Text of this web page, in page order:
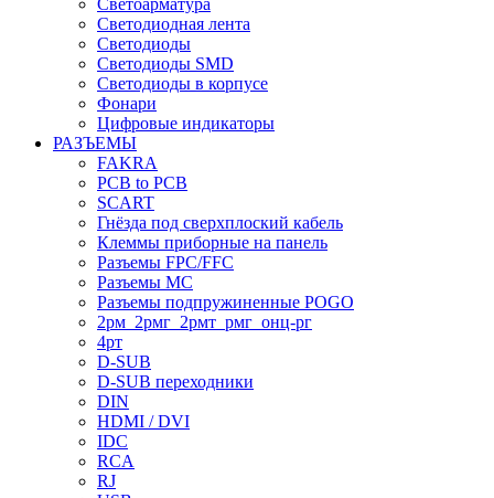
Светодиодная лента
Светодиоды
Светодиоды SMD
Светодиоды в корпусе
Фонари
Цифровые индикаторы
РАЗЪЕМЫ
FAKRA
PCB to PCB
SCART
Гнёзда под сверхплоский кабель
Клеммы приборные на панель
Разъемы FPC/FFC
Разъемы MC
Разъемы подпружиненные POGO
2рм_2рмг_2рмт_рмг_онц-рг
4рт
D-SUB
D-SUB переходники
DIN
HDMI / DVI
IDC
RCA
RJ